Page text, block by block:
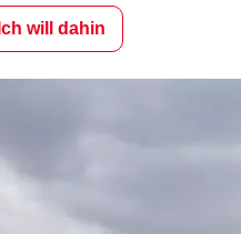
Ich will dahin